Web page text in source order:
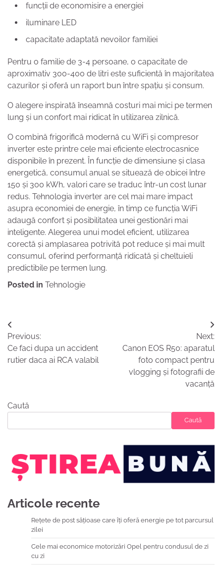
funcții de economisire a energiei
iluminare LED
capacitate adaptată nevoilor familiei
Pentru o familie de 3-4 persoane, o capacitate de
aproximativ 300-400 de litri este suficientă în majoritatea
cazurilor și oferă un raport bun între spațiu și consum.
O alegere inspirată înseamnă costuri mai mici pe termen
lung și un confort mai ridicat în utilizarea zilnică.
O combină frigorifică modernă cu WiFi și compresor
inverter este printre cele mai eficiente electrocasnice
disponibile în prezent. În funcție de dimensiune și clasa
energetică, consumul anual se situează de obicei între
150 și 300 kWh, valori care se traduc într-un cost lunar
redus. Tehnologia inverter are cel mai mare impact
asupra economiei de energie, în timp ce funcția WiFi
adaugă confort și posibilitatea unei gestionări mai
inteligente. Alegerea unui model eficient, utilizarea
corectă și amplasarea potrivită pot reduce și mai mult
consumul, oferind performanță ridicată și cheltuieli
predictibile pe termen lung.
Posted in Tehnologie
Navigare
în
articole
Previous:
Ce faci dupa un accident
rutier daca ai RCA valabil
Next:
Canon EOS R50: aparatul
foto compact pentru
vlogging și fotografii de
vacanță
Caută
Caută
Articole recente
Rețete de post sățioase care îți oferă energie pe tot parcursul
zilei
Cele mai economice motorizări Opel pentru condusul de zi
cu zi